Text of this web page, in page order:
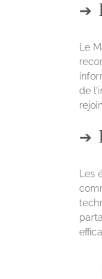
Le
de